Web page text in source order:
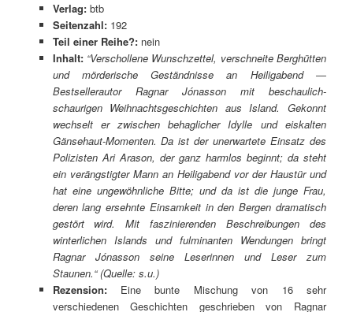
Verlag:btb
Seitenzahl: 192
Teil einer Reihe?: nein
Inhalt: “Verschollene Wunschzettel, verschneite Berghütten
und mörderische Geständnisse an Heiligabend ―
Bestsellerautor Ragnar Jónasson mit beschaulich-
schaurigen Weihnachtsgeschichten aus Island. Gekonnt
wechselt er zwischen behaglicher Idylle und eiskalten
Gänsehaut-Momenten. Da ist der unerwartete Einsatz des
Polizisten Ari Arason, der ganz harmlos beginnt; da steht
ein verängstigter Mann an Heiligabend vor der Haustür und
hat eine ungewöhnliche Bitte; und da ist die junge Frau,
deren lang ersehnte Einsamkeit in den Bergen dramatisch
gestört wird. Mit faszinierenden Beschreibungen des
winterlichen Islands und fulminanten Wendungen bringt
Ragnar Jónasson seine Leserinnen und Leser zum
Staunen.“ (Quelle: s.u.)
Rezension: Eine bunte Mischung von 16 sehr
verschiedenen Geschichten geschrieben von Ragnar